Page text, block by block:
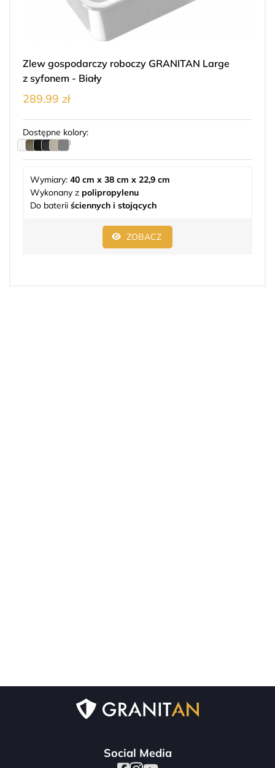
Zlew gospodarczy roboczy GRANITAN Large
z syfonem - Biały
289.99 zł
Dostępne kolory:
Wymiary: 40 cm x 38 cm x 22,9 cm
Wykonany z polipropylenu
Do baterii ściennych i stojących
ZOBACZ
Social Media